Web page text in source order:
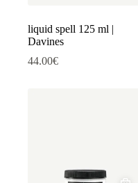
liquid spell 125 ml |
Davines
44.00€